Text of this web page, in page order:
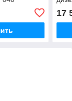
17